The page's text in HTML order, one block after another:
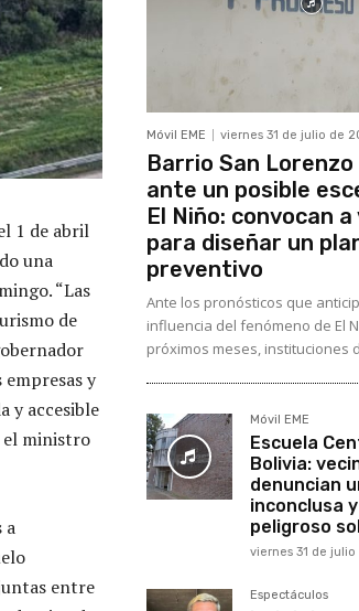
1 de abril
una
“Las
de
y
y accesible
el ministro
a
entre
Móvil EME viernes 31 de julio de
Barrio San
ante un posible
El Niño: convocan
para diseñar un
preventivo
Ante los pronósticos que
influencia del fenómeno de El
próximos meses, instituciones
Móvil EME
Escuela
Bolivia:
denuncian
inconclusa
peligroso
viernes 31 de
Espectáculos